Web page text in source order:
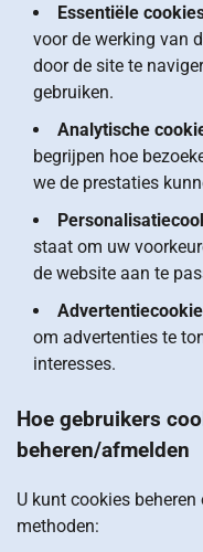
Essentiële
voor de werking van
door de site te
gebruiken.
Analytische
begrijpen hoe
we de prestaties
staat om uw
de website aan te
om advertenties te
interesses.
Hoe gebruikers
beheren/afmelden
U kunt cookies
methoden: